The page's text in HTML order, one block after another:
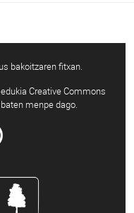
bakoitzaren fitxan.
Creative Commons
menpe dago.